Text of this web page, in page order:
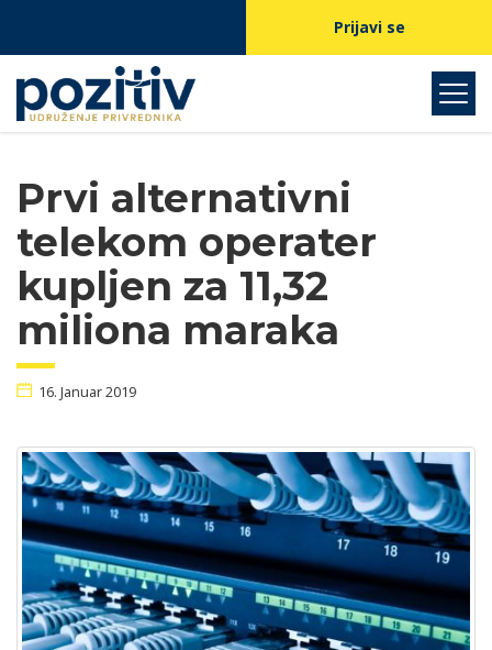
Prijavi se
Prvi alternativni
telekom operater
kupljen za 11,32
miliona maraka
16. Januar 2019